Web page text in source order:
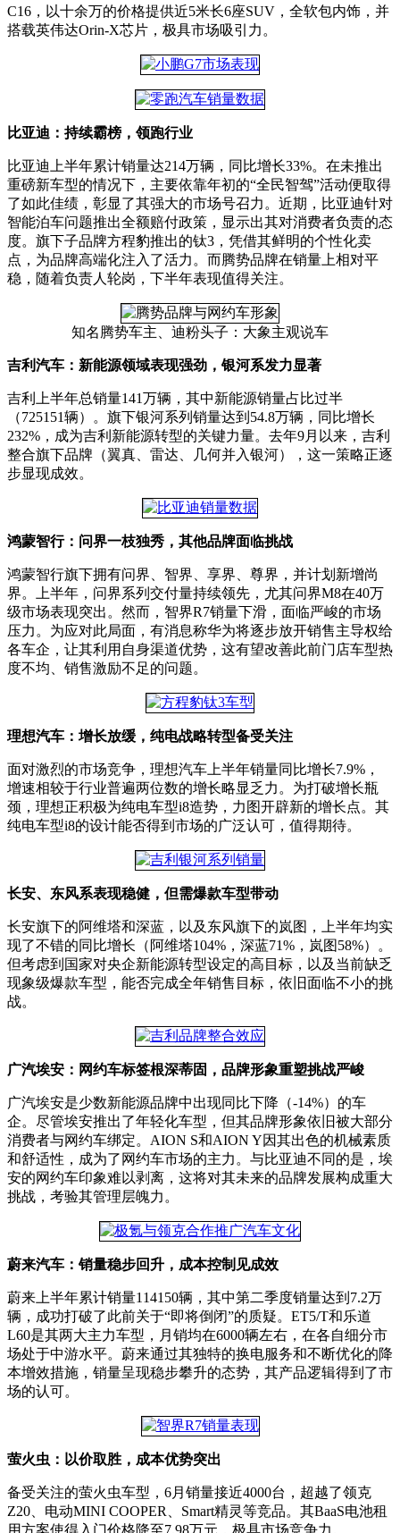
C16，以十余万的价格提供近5米长6座SUV，全软包内饰，并
搭载英伟达Orin-X芯片，极具市场吸引力。
比亚迪：持续霸榜，领跑行业
比亚迪上半年累计销量达214万辆，同比增长33%。在未推出
重磅新车型的情况下，主要依靠年初的“全民智驾”活动便取得
了如此佳绩，彰显了其强大的市场号召力。近期，比亚迪针对
智能泊车问题推出全额赔付政策，显示出其对消费者负责的态
度。旗下子品牌方程豹推出的钛3，凭借其鲜明的个性化卖
点，为品牌高端化注入了活力。而腾势品牌在销量上相对平
稳，随着负责人轮岗，下半年表现值得关注。
知名腾势车主、迪粉头子：大象主观说车
吉利汽车：新能源领域表现强劲，银河系发力显著
吉利上半年总销量141万辆，其中新能源销量占比过半
（725151辆）。旗下银河系列销量达到54.8万辆，同比增长
232%，成为吉利新能源转型的关键力量。去年9月以来，吉利
整合旗下品牌（翼真、雷达、几何并入银河），这一策略正逐
步显现成效。
鸿蒙智行：问界一枝独秀，其他品牌面临挑战
鸿蒙智行旗下拥有问界、智界、享界、尊界，并计划新增尚
界。上半年，问界系列交付量持续领先，尤其问界M8在40万
级市场表现突出。然而，智界R7销量下滑，面临严峻的市场
压力。为应对此局面，有消息称华为将逐步放开销售主导权给
各车企，让其利用自身渠道优势，这有望改善此前门店车型热
度不均、销售激励不足的问题。
理想汽车：增长放缓，纯电战略转型备受关注
面对激烈的市场竞争，理想汽车上半年销量同比增长7.9%，
增速相较于行业普遍两位数的增长略显乏力。为打破增长瓶
颈，理想正积极为纯电车型i8造势，力图开辟新的增长点。其
纯电车型i8的设计能否得到市场的广泛认可，值得期待。
长安、东风系表现稳健，但需爆款车型带动
长安旗下的阿维塔和深蓝，以及东风旗下的岚图，上半年均实
现了不错的同比增长（阿维塔104%，深蓝71%，岚图58%）。
但考虑到国家对央企新能源转型设定的高目标，以及当前缺乏
现象级爆款车型，能否完成全年销售目标，依旧面临不小的挑
战。
广汽埃安：网约车标签根深蒂固，品牌形象重塑挑战严峻
广汽埃安是少数新能源品牌中出现同比下降（-14%）的车
企。尽管埃安推出了年轻化车型，但其品牌形象依旧被大部分
消费者与网约车绑定。AION S和AION Y因其出色的机械素质
和舒适性，成为了网约车市场的主力。与比亚迪不同的是，埃
安的网约车印象难以剥离，这将对其未来的品牌发展构成重大
挑战，考验其管理层魄力。
蔚来汽车：销量稳步回升，成本控制见成效
蔚来上半年累计销量114150辆，其中第二季度销量达到7.2万
辆，成功打破了此前关于“即将倒闭”的质疑。ET5/T和乐道
L60是其两大主力车型，月销均在6000辆左右，在各自细分市
场处于中游水平。蔚来通过其独特的换电服务和不断优化的降
本增效措施，销量呈现稳步攀升的态势，其产品逻辑得到了市
场的认可。
萤火虫：以价取胜，成本优势突出
备受关注的萤火虫车型，6月销量接近4000台，超越了领克
Z20、电动MINI COOPER、Smart精灵等竞品。其BaaS电池租
用方案使得入门价格降至7.98万元，极具市场竞争力。